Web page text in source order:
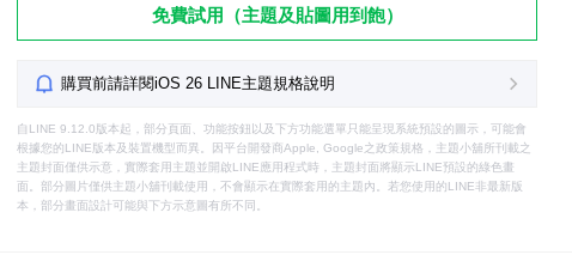
免費試用（主題及貼圖用到飽）
購買前請詳閱iOS 26 LINE主題規格說明
自LINE 9.12.0版本起，部分頁面、功能按鈕以及下方功能選單只能呈現系統預設的圖示，可能會
根據您的LINE版本及裝置機型而異。因平台開發商Apple, Google之政策規格，主題小舖所刊載之
主題封面僅供示意，實際套用主題並開啟LINE應用程式時，主題封面將顯示LINE預設的綠色畫
面。部分圖片僅供主題小舖刊載使用，不會顯示在實際套用的主題內。若您使用的LINE非最新版
本，部分畫面設計可能與下方示意圖有所不同。